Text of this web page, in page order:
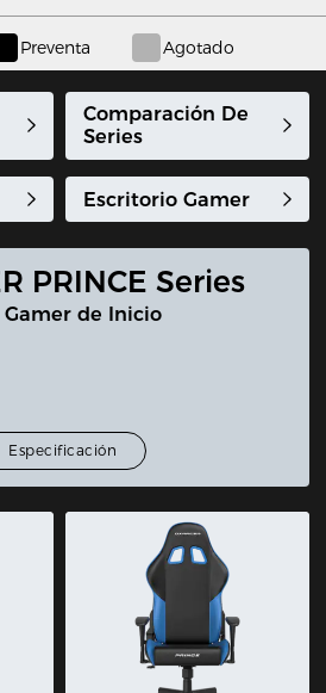
Preventa Agotado
Comparación De
Series
Escritorio Gamer
PRINCE Series
Gamer de Inicio
Especificación